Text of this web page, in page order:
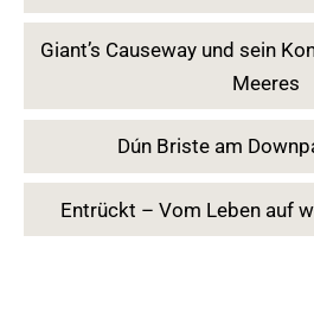
Giant’s Causeway und sein
Meeres
Dún Briste am
Entrückt – Vom Leben auf